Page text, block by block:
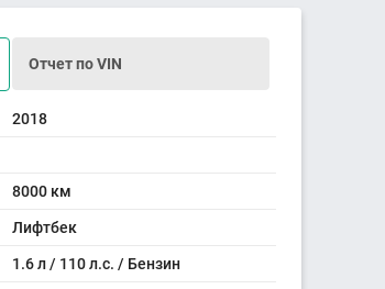
Отчет по VIN
2018
8000 км
Лифтбек
1.6 л / 110 л.с. / Бензин